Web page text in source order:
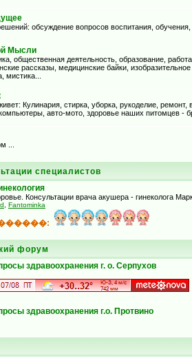
обсуждение вопросов воспитания,
Мысли
общественная деятельность, образование,
рассказы, медицинские байки,
мистика...
Кулинария, стирка, уборка, рукоделие,
авто-мото, здоровье наших питомцев -
...
специалистов
Консультации врача акушера - гинеколога
Fantominka
форум
здравоохранения г. о. Серпухов
здравоохранения г.о. Протвино